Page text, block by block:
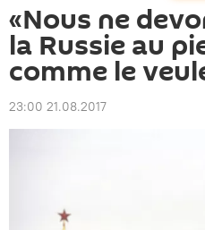
«Nous ne
la Russie au
comme le
23:00 21.08.2017